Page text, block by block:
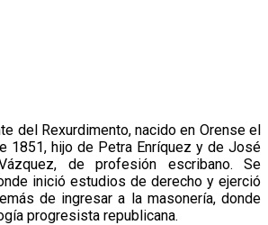
del Rexurdimento, nacido en Orense el
1851, hijo de Petra Enríquez y de José
de profesión escribano. Se
inició estudios de derecho y ejerció
de ingresar a la masonería, donde
progresista republicana.